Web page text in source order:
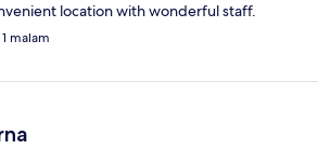
location with wonderful staff.
malam